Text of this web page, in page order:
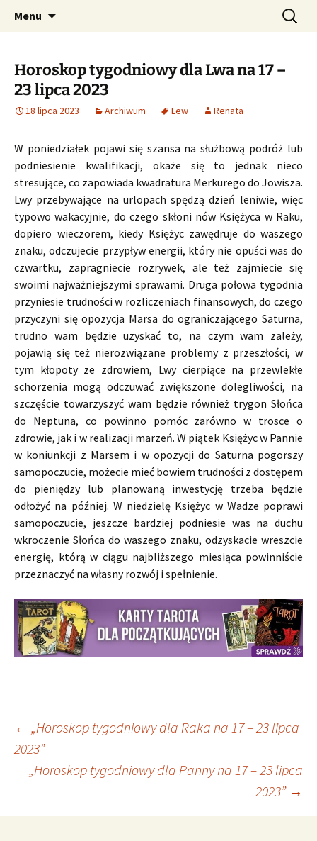
CzaroMarowy horoskop
dzienny, miesięczny i
tygodniowy
Profesjonalne przepowiednie astrologiczne
Menu Szukaj:
Horoskop tygodniowy dla Lwa na 17 –
23 lipca 2023
18 lipca 2023 Archiwum Lew Renata
W poniedziałek pojawi się szansa na służbową podróż lub
podniesienie kwalifikacji, okaże się to jednak nieco
stresujące, co zapowiada kwadratura Merkurego do Jowisza.
Lwy przebywające na urlopach spędzą dzień leniwie, więc
typowo wakacyjnie, do czego skłoni nów Księżyca w Raku,
dopiero wieczorem, kiedy Księżyc zawędruje do waszego
znaku, odczujecie przypływ energii, który nie opuści was do
czwartku, zapragniecie rozrywek, ale też zajmiecie się
swoimi najważniejszymi sprawami. Druga połowa tygodnia
przyniesie trudności w rozliczeniach finansowych, do czego
przyczyni się opozycja Marsa do ograniczającego Saturna,
trudno wam będzie uzyskać to, na czym wam zależy,
pojawią się też nierozwiązane problemy z przeszłości, w
tym kłopoty ze zdrowiem, Lwy cierpiące na przewlekłe
schorzenia mogą odczuwać zwiększone dolegliwości, na
szczęście towarzyszyć wam będzie również trygon Słońca
do Neptuna, co powinno pomóc zarówno w trosce o
zdrowie, jak i w realizacji marzeń. W piątek Księżyc w Pannie
w koniunkcji z Marsem i w opozycji do Saturna pogorszy
samopoczucie, możecie mieć bowiem trudności z dostępem
do pieniędzy lub planowaną inwestycję trzeba będzie
odłożyć na później. W niedzielę Księżyc w Wadze poprawi
samopoczucie, jeszcze bardziej podniesie was na duchu
wkroczenie Słońca do waszego znaku, odzyskacie wreszcie
energię, którą w ciągu najbliższego miesiąca powinniście
przeznaczyć na własny rozwój i spełnienie.
Nawigacja
wpisu
← „Horoskop tygodniowy dla Raka na 17 – 23 lipca
2023”
„Horoskop tygodniowy dla Panny na 17 – 23 lipca
2023” →